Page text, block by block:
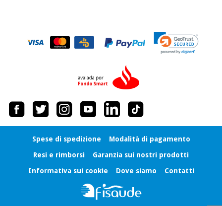
Strumenti
Spese di spedizione
Modalità di pagamento
Resi e rimborsi
Garanzia sui nostri prodotti
Informativa sui cookie
Dove siamo Contatti